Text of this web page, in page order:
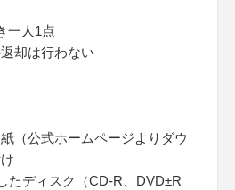
一人1点
却は行わない
（公式ホームページよりダウ
たディスク（CD-R、DVD±R